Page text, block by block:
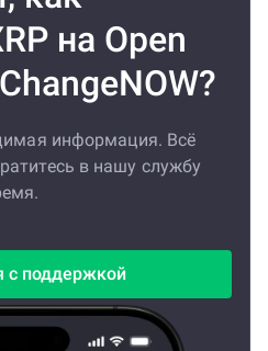
на Open
информация. Всё
в нашу службу
с поддержкой